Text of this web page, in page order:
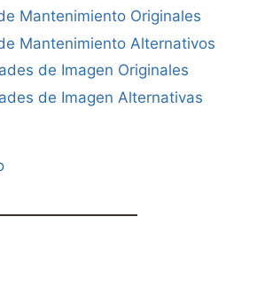
Mantenimiento Originales
Mantenimiento Alternativos
de Imagen Originales
de Imagen Alternativas